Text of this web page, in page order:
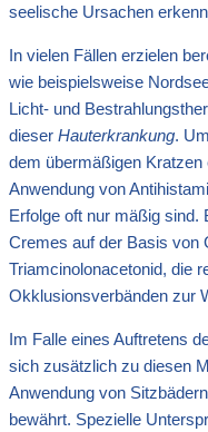
seelische Ursachen
In vielen Fällen erzielen
wie beispielsweise
Licht- und
dieser Hauterkrankung.
dem übermäßigen
Anwendung von
Erfolge oft nur mäßig sind.
Cremes auf der Basis von
Triamcinolonacetonid, die
Okklusionsverbänden zur
Im Falle eines Auftretens
sich zusätzlich zu diesen
Anwendung von
bewährt. Spezielle